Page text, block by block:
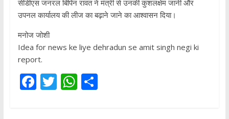
सीडीएस जनरल बिपिन रावत ने मंत्री से उनकी कुशलक्षेम जानी और
उपनल कार्यालय की लीज का बढ़ाने जाने का आश्वासन दिया।
मनोज जोशी
Idea for news ke liye dehradun se amit singh negi ki
report.
F T W S